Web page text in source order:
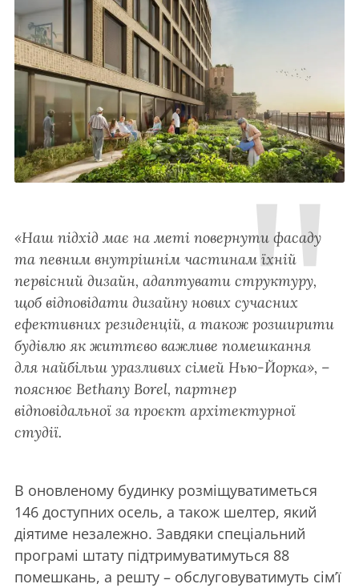
«Наш підхід має на меті повернути фасаду
та певним внутрішнім частинам їхній
первісний дизайн, адаптувати структуру,
щоб відповідати дизайну нових сучасних
ефективних резиденцій, а також розширити
будівлю як життєво важливе помешкання
для найбільш уразливих сімей Нью-Йорка», –
пояснює Bethany Borel, партнер
відповідальної за проєкт архітектурної
студії.
В оновленому будинку розміщуватиметься
146 доступних осель, а також шелтер, який
діятиме незалежно. Завдяки спеціальний
програмі штату підтримуватимуться 88
помешкань, а решту – обслуговуватимуть сім’ї